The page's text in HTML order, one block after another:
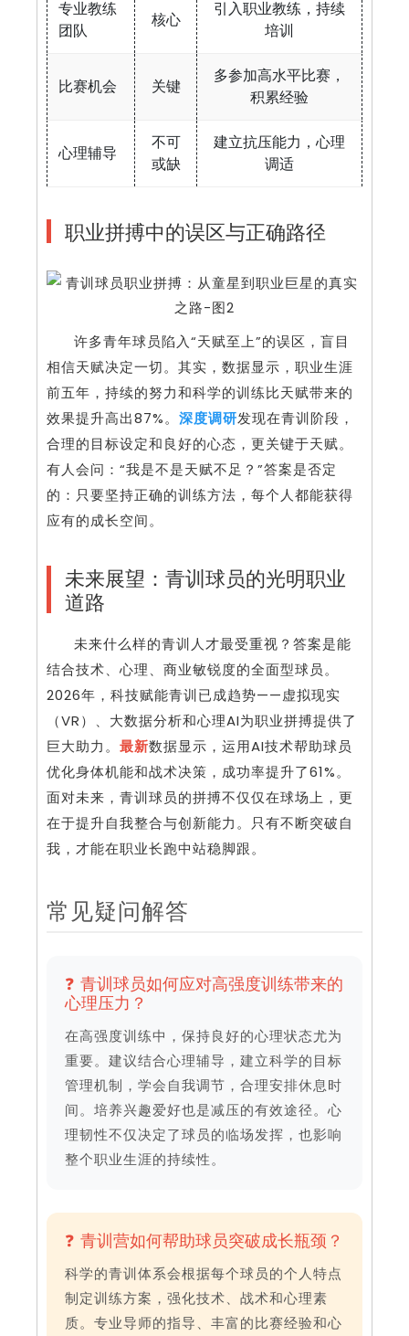
专业教练
团队
核心
引入职业教练，持续
培训
比赛机会 关键
多参加高水平比赛，
积累经验
心理辅导
不可
或缺
建立抗压能力，心理
调适
职业拼搏中的误区与正确路径
许多青年球员陷入“天赋至上”的误区，盲目
相信天赋决定一切。其实，数据显示，职业生涯
前五年，持续的努力和科学的训练比天赋带来的
效果提升高出87%。 深度调研发现在青训阶段，
合理的目标设定和良好的心态，更关键于天赋。
有人会问：“我是不是天赋不足？”答案是否定
的：只要坚持正确的训练方法，每个人都能获得
应有的成长空间。
未来展望：青训球员的光明职业
道路
未来什么样的青训人才最受重视？答案是能
结合技术、心理、商业敏锐度的全面型球员。
2026年，科技赋能青训已成趋势——虚拟现实
（VR）、大数据分析和心理AI为职业拼搏提供了
巨大助力。 最新数据显示，运用AI技术帮助球员
优化身体机能和战术决策，成功率提升了61%。
面对未来，青训球员的拼搏不仅仅在球场上，更
在于提升自我整合与创新能力。只有不断突破自
我，才能在职业长跑中站稳脚跟。
常见疑问解答
❓ 青训球员如何应对高强度训练带来的
心理压力？
在高强度训练中，保持良好的心理状态尤为
重要。建议结合心理辅导，建立科学的目标
管理机制，学会自我调节，合理安排休息时
间。培养兴趣爱好也是减压的有效途径。心
理韧性不仅决定了球员的临场发挥，也影响
整个职业生涯的持续性。
❓ 青训营如何帮助球员突破成长瓶颈？
科学的青训体系会根据每个球员的个人特点
制定训练方案，强化技术、战术和心理素
质。专业导师的指导、丰富的比赛经验和心